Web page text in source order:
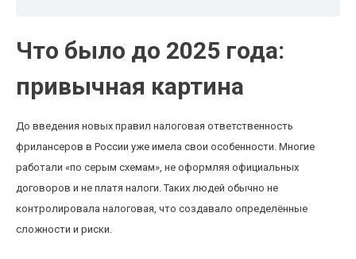
Что было до 2025 года:
привычная картина
До введения новых правил налоговая ответственность
фрилансеров в России уже имела свои особенности. Многие
работали «по серым схемам», не оформляя официальных
договоров и не платя налоги. Таких людей обычно не
контролировала налоговая, что создавало определённые
сложности и риски.